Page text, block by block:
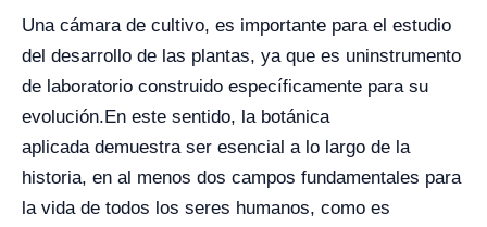
Una cámara de cultivo, es importante para el estudio
del desarrollo de las plantas, ya que es uninstrumento
de laboratorio construido específicamente para su
evolución. En este sentido, la botánica
aplicada demuestra ser esencial a lo largo de la
historia, en al menos dos campos fundamentales para
la vida de todos los seres humanos, como es